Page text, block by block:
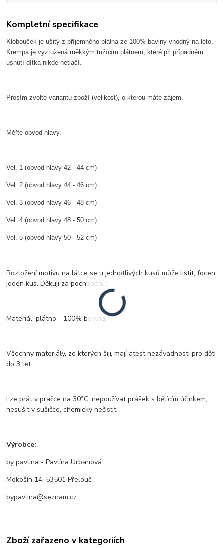
Kompletní specifikace
Klobouček je ušitý z příjemného plátna ze 100% bavlny vhodný na léto.
Krempa je vyztužená měkkým tužícím plátnem, které při případném
usnutí dítka nikde netlačí.
Prosím zvolte variantu zboží (velikost), o kterou máte zájem.
Měřte obvod hlavy.
Vel. 1 (obvod hlavy 42 - 44 cm)
Vel. 2 (obvod hlavy 44 - 46 cm)
Vel. 3 (obvod hlavy 46 - 48 cm)
Vel. 4 (obvod hlavy 48 - 50 cm)
Vel. 5 (obvod hlavy 50 - 52 cm)
Rozložení motivu na látce se u jednotlivých kusů může lištit, focen
jeden kus. Děkuji za pochopení :-)
Materiál: plátno - 100% bavlna
Všechny materiály, ze kterých šiji, mají atest nezávadnosti pro děti
do 3 let.
Lze prát v pračce na 30°C, nepoužívat prášek s bělícím účinkem,
nesušit v sušičce, chemicky nečistit.
Výrobce:
by pavlina - Pavlína Urbanová
Mokošín 14, 53501 Přelouč
bypavlina@seznam.cz
Zboží zařazeno v kategoriích